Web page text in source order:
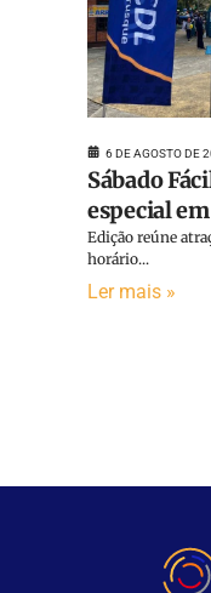
6 DE AGOSTO DE
Sábado
especial
Edição reúne
horário...
Ler mais »